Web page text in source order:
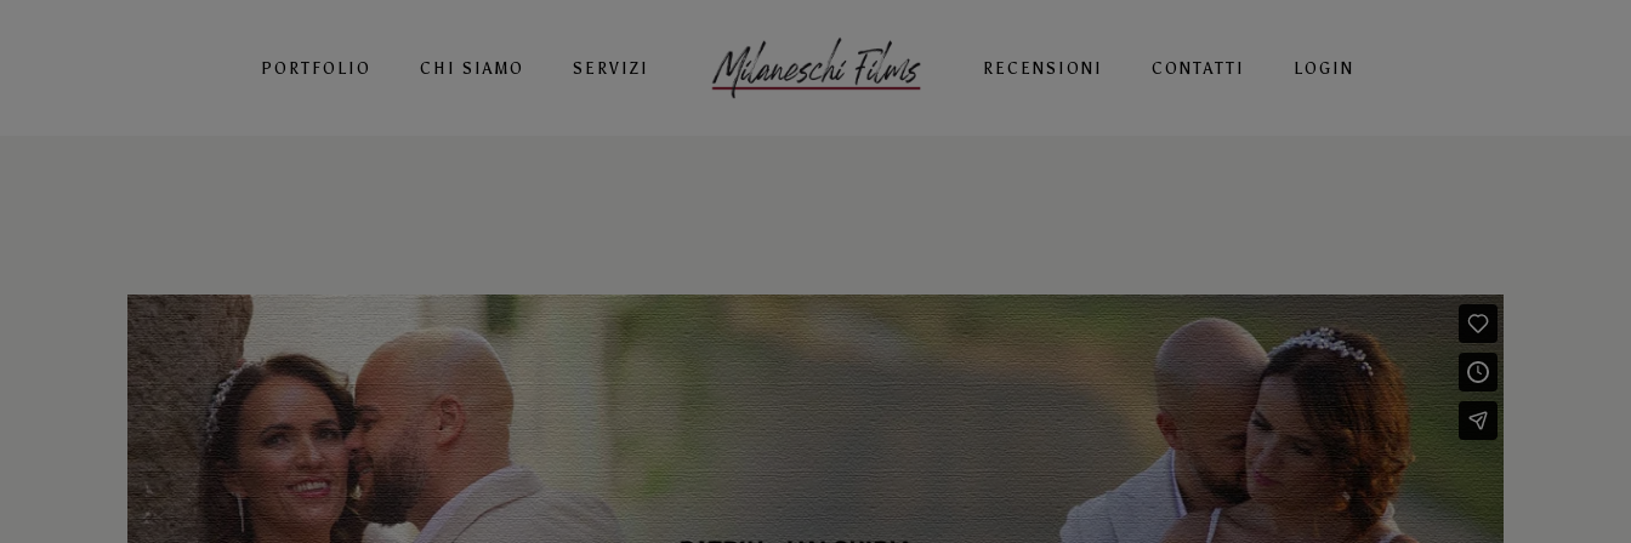
PORTFOLIO CHI SIAMO SERVIZI RECENSIONI CONTATTI LOGIN